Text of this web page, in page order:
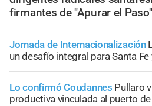
firmantes de "Apurar el Paso"
Jornada de Internacionalización
un desafío integral para Santa Fe
Lo confirmó Coudannes Pullaro
productiva vinculada al puerto